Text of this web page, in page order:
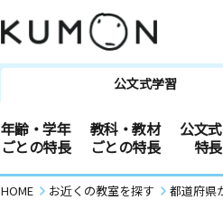
公文式学習
年齢・学年
ごとの特長
教科・教材
ごとの特長
公文
特長
HOME お近くの教室を探す 都道府県